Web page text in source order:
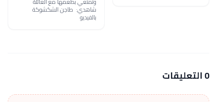
شاهدي: طاجن الشكشوكة
بالفيديو
0 التعليقات